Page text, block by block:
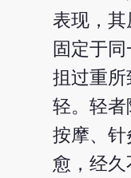
表现，其
固定于
抯过重
轻。轻者
按摩、
愈，经